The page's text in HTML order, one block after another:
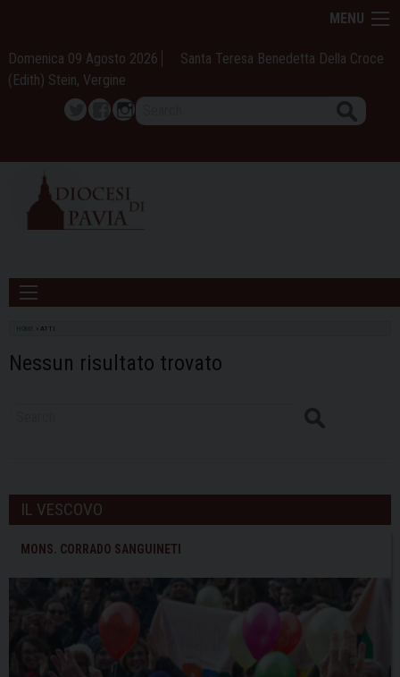
content
MENU
Domenica 09 Agosto 2026
Santa Teresa Benedetta Della Croce
(Edith) Stein, Vergine
TwitterFacebook
Instagram
HOME ATTI
Nessun risultato trovato
IL VESCOVO
MONS. CORRADO SANGUINETI